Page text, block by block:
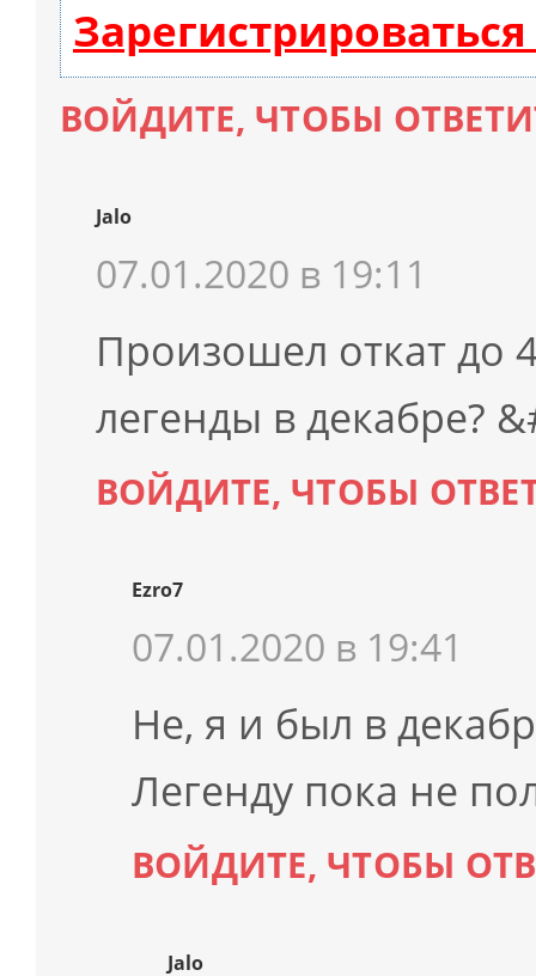
ВОЙДИТЕ, ЧТОБЫ
Jalo
07.01.2020 в 19:11
Произошел откат до
легенды в декабре?
ВОЙДИТЕ, ЧТОБЫ
Ezro7
07.01.2020 в 19:41
Не, я и был в
Легенду пока не
ВОЙДИТЕ, ЧТОБЫ
Jalo